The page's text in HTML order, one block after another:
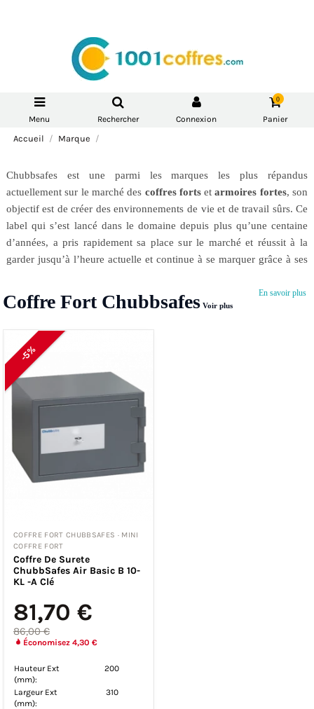
Menu Rechercher Connexion
0
Panier
Accueil Marque
En savoir plus
Chubbsafes est une parmi les marques les plus répandus
actuellement sur le marché des coffres fortsetarmoires fortes, son
objectif est de créer des environnements de vie et de travail sûrs. Ce
label qui s’est lancé dans le domaine depuis plus qu’une centaine
d’années, a pris rapidement sa place sur le marché et réussit à la
garder jusqu’à l’heure actuelle et continue à se marquer grâce à ses
Coffre Fort Chubbsafes Voir plus
-5%
COFFRE FORT CHUBBSAFES · MINI
COFFRE FORT
Coffre De Surete
ChubbSafes Air Basic B 10-
KL -A Clé
81,70 €
86,00 €
Économisez 4,30 €
Hauteur Ext
(mm):
200
Largeur Ext
(mm):
310